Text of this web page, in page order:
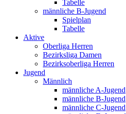
Tabelle
männliche B-Jugend
Spielplan
Tabelle
Aktive
Oberliga Herren
Bezirksliga Damen
Bezirksoberliga Herren
Jugend
Männlich
männliche A-Jugend
männliche B-Jugend
männliche C-Jugend